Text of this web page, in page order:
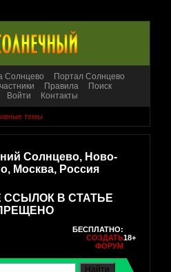
Солнцево
Портал Солнцево
Правила
Поиск
Войти Контакты
темы
Солнцево, Ново-
Москва, Россия
В СТАТЬЕ
БЕСПЛАТНО:
СОЗДАТЬ
ФОРУМ
18+